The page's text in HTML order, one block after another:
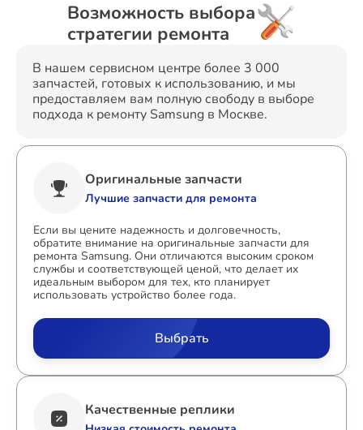
Возможность выбора
стратегии ремонта
В нашем сервисном центре более 3 000
запчастей, готовых к использованию, и мы
предоставляем вам полную свободу в выборе
подхода к ремонту Samsung в Москве.
Оригинальные запчасти
Лучшие запчасти для ремонта
Если вы цените надежность и долговечность,
обратите внимание на оригинальные запчасти для
ремонта Samsung. Они отличаются высоким сроком
службы и соответствующей ценой, что делает их
идеальным выбором для тех, кто планирует
использовать устройство более года.
Выбрать
Качественные реплики